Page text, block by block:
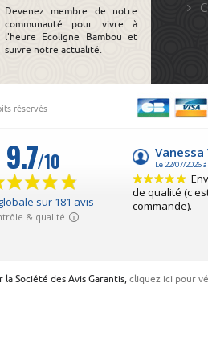
Devenez membre de notre
communauté pour vivre à
l'heure Ecoligne Bambou et
suivre notre actualité.
réservés
Société des Avis Garantis,cliquez ici pour